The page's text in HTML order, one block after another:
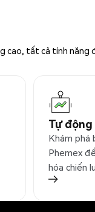
cao, tất cả tính
Tự
Khám phá
Phemex
hóa chiến